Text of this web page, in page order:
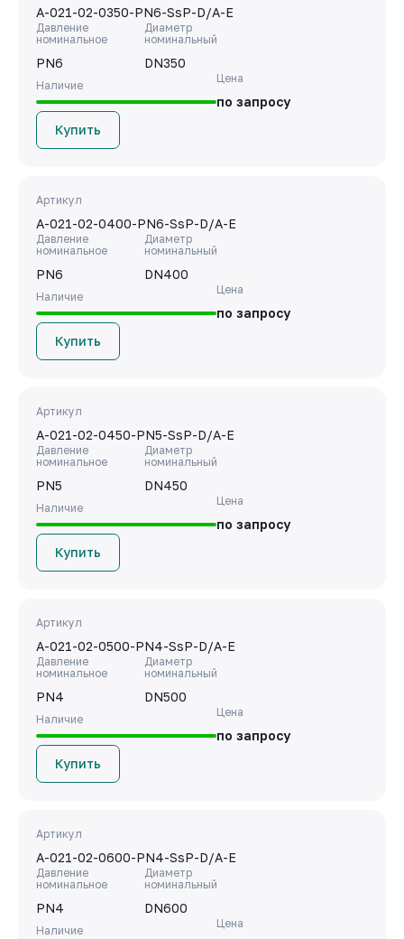
A-021-02-0350-PN6-SsP-D/A-E
Давление
номинальное
PN6
Диаметр
номинальный
DN350
Наличие
Цена
по запросу
Купить
Артикул
A-021-02-0400-PN6-SsP-D/A-E
Давление
номинальное
PN6
Диаметр
номинальный
DN400
Наличие
Цена
по запросу
Купить
Артикул
A-021-02-0450-PN5-SsP-D/A-E
Давление
номинальное
PN5
Диаметр
номинальный
DN450
Наличие
Цена
по запросу
Купить
Артикул
A-021-02-0500-PN4-SsP-D/A-E
Давление
номинальное
PN4
Диаметр
номинальный
DN500
Наличие
Цена
по запросу
Купить
Артикул
A-021-02-0600-PN4-SsP-D/A-E
Давление
номинальное
PN4
Диаметр
номинальный
DN600
Наличие
Цена